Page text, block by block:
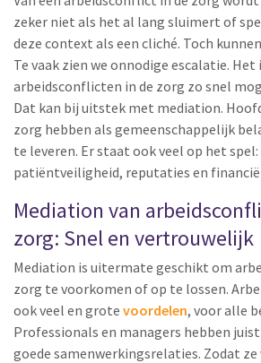
zeker niet als het al lang sluimert of
deze context als een cliché. Toch
Te vaak zien we onnodige escalatie.
arbeidsconflicten in de zorg zo snel
Dat kan bij uitstek met mediation.
zorg hebben als gemeenschappelijk
te leveren. Er staat ook veel op het
patiëntveiligheid, reputaties en
Mediation van
zorg: Snel en vertrouwelijk
Mediation is uitermate geschikt om
zorg te voorkomen of op te lossen.
ook veel en grote voordelen, voor alle
Professionals en managers hebben
goede samenwerkingsrelaties. Zodat ze